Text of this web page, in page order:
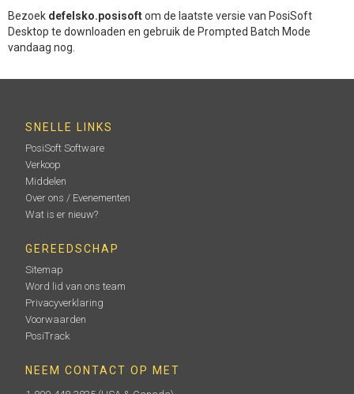
Bezoek defelsko.posisoftom de laatste versie van PosiSoft
Desktop te downloaden en gebruik de Prompted Batch Mode
vandaag nog.
SNELLE LINKS
PosiSoft Software
Verkoop
Middelen
Over ons / Evenementen
Wat is er nieuw?
GEREEDSCHAP
Sitemap
Word lid van ons team
Privacyverklaring
Voorwaarden
PosiTrack
NEEM CONTACT OP MET